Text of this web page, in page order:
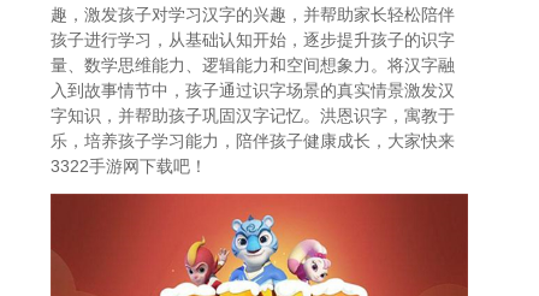
趣，激发孩子对学习汉字的兴趣，并帮助家长轻松陪伴
孩子进行学习，从基础认知开始，逐步提升孩子的识字
量、数学思维能力、逻辑能力和空间想象力。将汉字融
入到故事情节中，孩子通过识字场景的真实情景激发汉
字知识，并帮助孩子巩固汉字记忆。洪恩识字，寓教于
乐，培养孩子学习能力，陪伴孩子健康成长，大家快来
3322手游网下载吧！